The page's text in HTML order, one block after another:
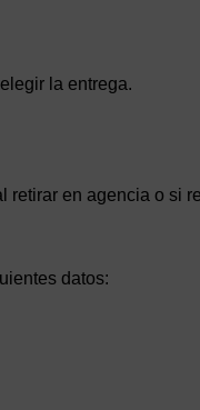
la entrega.
en agencia o si
datos: